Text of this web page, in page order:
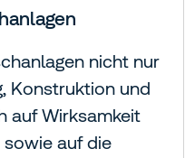
nicht nur
Konstruktion und
auf Wirksamkeit
auf die